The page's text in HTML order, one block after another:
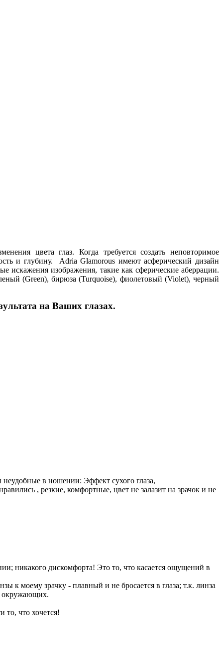
цвета глаз. Когда требуется создать неповторимое
и глубину. Adria Glamorous имеют асферический дизайн
искажения изображения, такие как сферические аберрации.
(Green), бирюза (Turquoise), фиолетовый (Violet), черный
на Ваших глазах.
в ношении: Эффект сухого глаза,
, резкие, комфортные, цвет не залазит на зрачок и не
никакого дискомфорта! Это то, что касается ощущений в
к моему зрачку - плавный и не бросается в глаза; т.к. линза
окружающих.
то, что хочется!